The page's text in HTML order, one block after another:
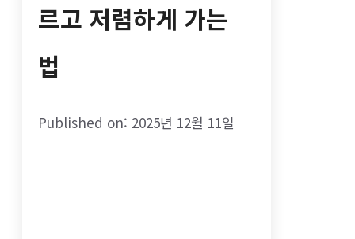
르고 저렴하게 가는
법
Published on: 2025년 12월 11일